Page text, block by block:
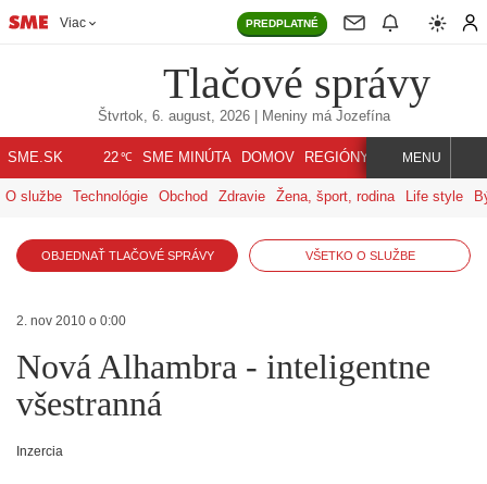
Viac PREDPLATNÉ
Tlačové správy
Štvrtok, 6. august, 2026| Meniny má Jozefína
SME.SK 22℃ SME MINÚTA DOMOV REGIÓNY INDEX SVET
MENU
O službe Technológie Obchod Zdravie Žena, šport, rodina Life style
OBJEDNAŤ TLAČOVÉ SPRÁVY VŠETKO O SLUŽBE
2. nov 2010 o 0:00
Nová Alhambra - inteligentne
všestranná
Inzercia